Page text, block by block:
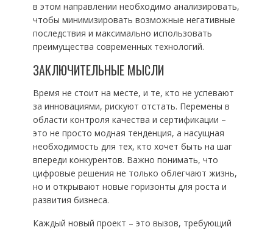
в этом направлении необходимо анализировать,
чтобы минимизировать возможные негативные
последствия и максимально использовать
преимущества современных технологий.
ЗАКЛЮЧИТЕЛЬНЫЕ МЫСЛИ
Время не стоит на месте, и те, кто не успевают
за инновациями, рискуют отстать. Перемены в
области контроля качества и сертификации –
это не просто модная тенденция, а насущная
необходимость для тех, кто хочет быть на шаг
впереди конкурентов. Важно понимать, что
цифровые решения не только облегчают жизнь,
но и открывают новые горизонты для роста и
развития бизнеса.
Каждый новый проект – это вызов, требующий